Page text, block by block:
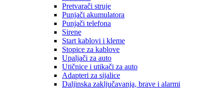
Pretvarači struje
Punjači akumulatora
Punjači telefona
Sirene
Start kablovi i kleme
Stopice za kablove
Upaljači za auto
Utičnice i utikači za auto
Adapteri za sijalice
Daljinska zaključavanja, brave i alarmi